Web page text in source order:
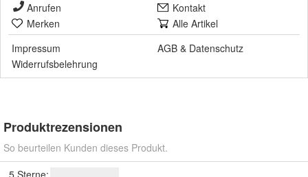
Anrufen
Kontakt
Merken
Alle Artikel
Impressum
AGB & Datenschutz
Widerrufsbelehrung
Produktrezensionen
So beurteilen Kunden dieses Produkt.